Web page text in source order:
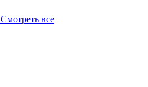
Смотреть все